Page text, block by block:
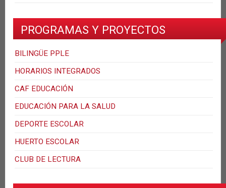
PROGRAMAS Y PROYECTOS
BILINGÜE PPLE
HORARIOS INTEGRADOS
CAF EDUCACIÓN
EDUCACIÓN PARA LA SALUD
DEPORTE ESCOLAR
HUERTO ESCOLAR
CLUB DE LECTURA